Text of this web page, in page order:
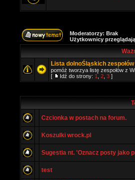
Moderatorzy: Brak
Użytkownicy
Lista dolnoŚląskich zespołów
pomóż tworzya listę zespołów z
[
Idź do strony: 1 2 3 ]
Czcionka w postach na forum.
Koszulki wrock.pl
Sugestia nt. 'Oznacz posty jako
test